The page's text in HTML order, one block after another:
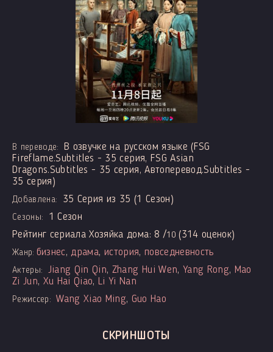
В переводе:
В озвучке на русском языке (FSG
Fireflame.Subtitles - 35 серия, FSG Asian
Dragons.Subtitles - 35 серия, Автоперевод.Subtitles -
35 серия)
Добавлена: 35 Серия из 35 (1 Сезон)
Сезоны:
1 Сезон
Рейтинг сериала Хозяйка дома: 8 /10(314 оценок)
Жанр: бизнес, драма, история, повседневность
Актеры: Jiang Qin Qin, Zhang Hui Wen, Yang Rong, Mao
Zi Jun, Xu Hai Qiao, Li Yi Nan
Режиссер: Wang Xiao Ming, Guo Hao
СКРИНШОТЫ